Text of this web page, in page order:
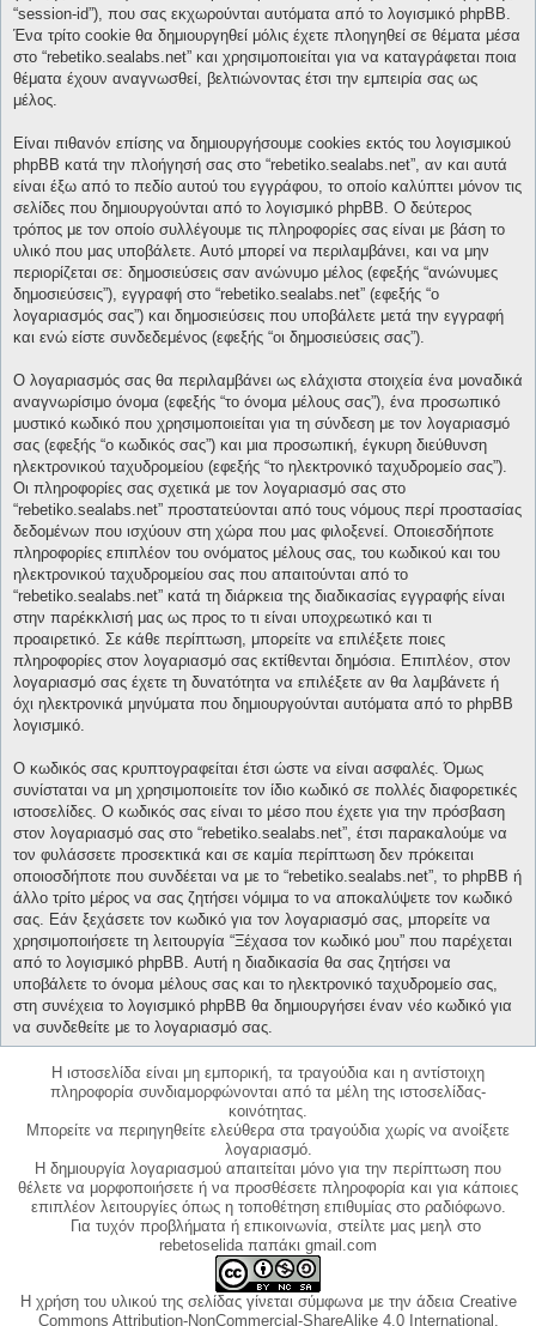
“session-id”), που σας εκχωρούνται αυτόματα από το λογισμικό phpBB.
Ένα τρίτο cookie θα δημιουργηθεί μόλις έχετε πλοηγηθεί σε θέματα μέσα
στο “rebetiko.sealabs.net” και χρησιμοποιείται για να καταγράφεται ποια
θέματα έχουν αναγνωσθεί, βελτιώνοντας έτσι την εμπειρία σας ως
μέλος.
Είναι πιθανόν επίσης να δημιουργήσουμε cookies εκτός του λογισμικού
phpBB κατά την πλοήγησή σας στο “rebetiko.sealabs.net”, αν και αυτά
είναι έξω από το πεδίο αυτού του εγγράφου, το οποίο καλύπτει μόνον τις
σελίδες που δημιουργούνται από το λογισμικό phpBB. Ο δεύτερος
τρόπος με τον οποίο συλλέγουμε τις πληροφορίες σας είναι με βάση το
υλικό που μας υποβάλετε. Αυτό μπορεί να περιλαμβάνει, και να μην
περιορίζεται σε: δημοσιεύσεις σαν ανώνυμο μέλος (εφεξής “ανώνυμες
δημοσιεύσεις”), εγγραφή στο “rebetiko.sealabs.net” (εφεξής “ο
λογαριασμός σας”) και δημοσιεύσεις που υποβάλετε μετά την εγγραφή
και ενώ είστε συνδεδεμένος (εφεξής “οι δημοσιεύσεις σας”).
Ο λογαριασμός σας θα περιλαμβάνει ως ελάχιστα στοιχεία ένα μοναδικά
αναγνωρίσιμο όνομα (εφεξής “το όνομα μέλους σας”), ένα προσωπικό
μυστικό κωδικό που χρησιμοποιείται για τη σύνδεση με τον λογαριασμό
σας (εφεξής “ο κωδικός σας”) και μια προσωπική, έγκυρη διεύθυνση
ηλεκτρονικού ταχυδρομείου (εφεξής “το ηλεκτρονικό ταχυδρομείο σας”).
Οι πληροφορίες σας σχετικά με τον λογαριασμό σας στο
“rebetiko.sealabs.net” προστατεύονται από τους νόμους περί προστασίας
δεδομένων που ισχύουν στη χώρα που μας φιλοξενεί. Οποιεσδήποτε
πληροφορίες επιπλέον του ονόματος μέλους σας, του κωδικού και του
ηλεκτρονικού ταχυδρομείου σας που απαιτούνται από το
“rebetiko.sealabs.net” κατά τη διάρκεια της διαδικασίας εγγραφής είναι
στην παρέκκλισή μας ως προς το τι είναι υποχρεωτικό και τι
προαιρετικό. Σε κάθε περίπτωση, μπορείτε να επιλέξετε ποιες
πληροφορίες στον λογαριασμό σας εκτίθενται δημόσια. Επιπλέον, στον
λογαριασμό σας έχετε τη δυνατότητα να επιλέξετε αν θα λαμβάνετε ή
όχι ηλεκτρονικά μηνύματα που δημιουργούνται αυτόματα από το phpBB
λογισμικό.
Ο κωδικός σας κρυπτογραφείται έτσι ώστε να είναι ασφαλές. Όμως
συνίσταται να μη χρησιμοποιείτε τον ίδιο κωδικό σε πολλές διαφορετικές
ιστοσελίδες. Ο κωδικός σας είναι το μέσο που έχετε για την πρόσβαση
στον λογαριασμό σας στο “rebetiko.sealabs.net”, έτσι παρακαλούμε να
τον φυλάσσετε προσεκτικά και σε καμία περίπτωση δεν πρόκειται
οποιοσδήποτε που συνδέεται να με το “rebetiko.sealabs.net”, το phpBB ή
άλλο τρίτο μέρος να σας ζητήσει νόμιμα το να αποκαλύψετε τον κωδικό
σας. Εάν ξεχάσετε τον κωδικό για τον λογαριασμό σας, μπορείτε να
χρησιμοποιήσετε τη λειτουργία “Ξέχασα τον κωδικό μου” που παρέχεται
από το λογισμικό phpBB. Αυτή η διαδικασία θα σας ζητήσει να
υποβάλετε το όνομα μέλους σας και το ηλεκτρονικό ταχυδρομείο σας,
στη συνέχεια το λογισμικό phpBB θα δημιουργήσει έναν νέο κωδικό για
να συνδεθείτε με το λογαριασμό σας.
Η ιστοσελίδα είναι μη εμπορική, τα τραγούδια και η αντίστοιχη
πληροφορία συνδιαμορφώνονται από τα μέλη της ιστοσελίδας-
κοινότητας.
Μπορείτε να περιηγηθείτε ελεύθερα στα τραγούδια χωρίς να ανοίξετε
λογαριασμό.
Η δημιουργία λογαριασμού απαιτείται μόνο για την περίπτωση που
θέλετε να μορφοποιήσετε ή να προσθέσετε πληροφορία και για κάποιες
επιπλέον λειτουργίες όπως η τοποθέτηση επιθυμίας στο ραδιόφωνο.
Για τυχόν προβλήματα ή επικοινωνία, στείλτε μας μεηλ στο
rebetoselida παπάκι gmail.com
Η χρήση του υλικού της σελίδας γίνεται σύμφωνα με την άδεια Creative
Commons Attribution-NonCommercial-ShareAlike 4.0 International,